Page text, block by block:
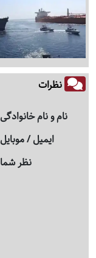
نظرات
نام و نام خانوادگی
ایمیل / موبایل
نظر شما